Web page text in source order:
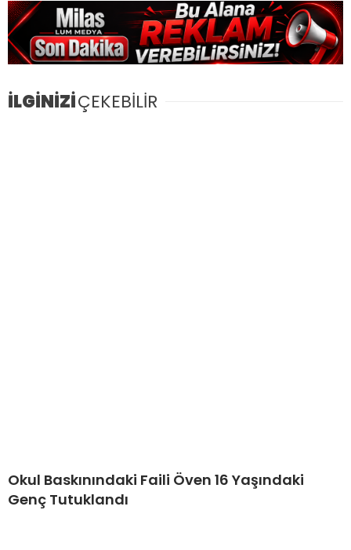
İLGİNİZİÇEKEBİLİR
Okul Baskınındaki Faili Öven 16 Yaşındaki
Genç Tutuklandı